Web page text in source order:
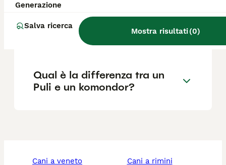
Generazione
Salva ricerca
Mostra risultati(0)
Quali sono le caratteristiche
del cane Puli?
Qual è la differenza tra un
Puli e un komondor?
cani a veneto
cani a rimini